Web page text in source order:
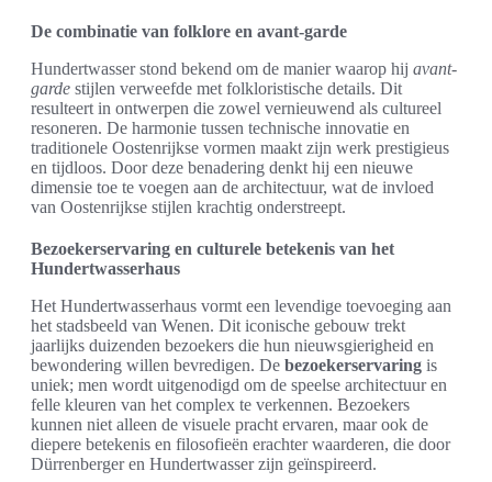
De combinatie van folklore en avant-garde
Hundertwasser stond bekend om de manier waarop hij avant-
garde stijlen verweefde met folkloristische details. Dit
resulteert in ontwerpen die zowel vernieuwend als cultureel
resoneren. De harmonie tussen technische innovatie en
traditionele Oostenrijkse vormen maakt zijn werk prestigieus
en tijdloos. Door deze benadering denkt hij een nieuwe
dimensie toe te voegen aan de architectuur, wat de invloed
van Oostenrijkse stijlen krachtig onderstreept.
Bezoekerservaring en culturele betekenis van het
Hundertwasserhaus
Het Hundertwasserhaus vormt een levendige toevoeging aan
het stadsbeeld van Wenen. Dit iconische gebouw trekt
jaarlijks duizenden bezoekers die hun nieuwsgierigheid en
bewondering willen bevredigen. De bezoekerservaring is
uniek; men wordt uitgenodigd om de speelse architectuur en
felle kleuren van het complex te verkennen. Bezoekers
kunnen niet alleen de visuele pracht ervaren, maar ook de
diepere betekenis en filosofieën erachter waarderen, die door
Dürrenberger en Hundertwasser zijn geïnspireerd.